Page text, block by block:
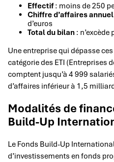
Effectif: moins de 250
Chiffre d’affaires annuel
d’euros
Total du bilan :
Une entreprise qui dépasse
catégorie des ETI (Entreprises
comptent jusqu’à 4 999
d’affaires inférieur à 1,5
Modalités de
Build-Up
Le Fonds Build-Up
d’investissements en fonds